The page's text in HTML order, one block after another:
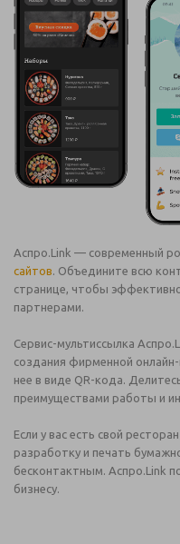
Аспро.Link — современный
сайтов . Объедините всю
странице, чтобы
партнерами.
Сервис-мультиссылка
создания фирменной
нее в виде QR-кода.
преимуществами работы и
Если у вас есть свой
разработку и печать
бесконтактным. Аспро.Link
бизнесу.